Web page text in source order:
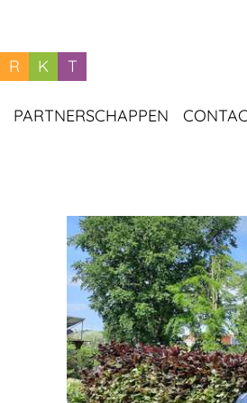
R K T
PARTNERSCHAPPEN
IN BEELD